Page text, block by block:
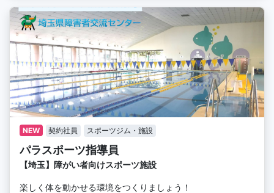
NEW 契約社員 スポーツジム・施設
パラスポーツ指導員
【埼玉】障がい者向けスポーツ施設
楽しく体を動かせる環境をつくりましょう！